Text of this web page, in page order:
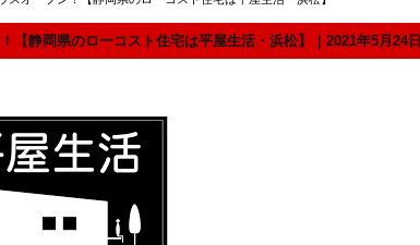
静岡県のローコスト住宅は平屋生活・浜松】｜2021年5月24日